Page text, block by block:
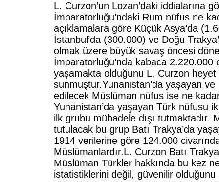
L. Curzon’un Lozan’daki iddialarına
İmparatorluğu’ndaki Rum nüfus ne
açıklamalara göre Küçük Asya’da
İstanbul’da (300.000) ve Doğu
olmak üzere büyük savaş öncesi
İmparatorluğu’nda kabaca 2.220.000
yaşamakta olduğunu L. Curzon heyet
sunmuştur.Yunanistan’da yaşayan ve
edilecek Müslüman nüfus ise ne
Yunanistan’da yaşayan Türk nüfusu
ilk grubu mübadele dışı tutmaktadır.
tutulacak bu grup Batı Trakya’da
1914 verilerine göre 124.000
Müslümanlardır.L. Curzon Batı
Müslüman Türkler hakkında bu kez
istatistiklerini değil, güvenilir olduğunu